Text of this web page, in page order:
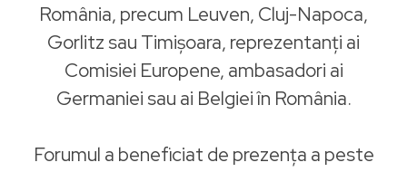
România, precum Leuven, Cluj-Napoca,
Gorlitz sau Timișoara, reprezentanți ai
Comisiei Europene, ambasadori ai
Germaniei sau ai Belgiei în România.
Forumul a beneficiat de prezența a peste